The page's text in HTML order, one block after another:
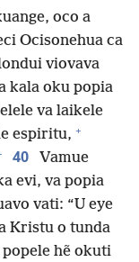
oco a
Ocisonehua ca
viovava
kala oku popia
va laikele
espiritu, +
40
Vamue
evi, va popia
vati: “U eye
Kristu o tunda
hẽ okuti